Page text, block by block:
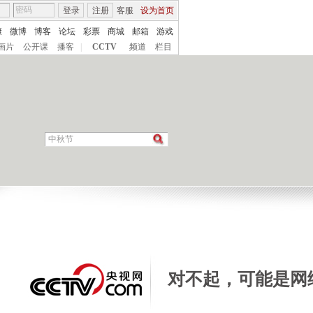
客服 设为首页
登录 注册
微博 博客 论坛 彩票 商城 邮箱
游戏
片
公开课 播客 CCTV 频道 栏目
对不起，可能是